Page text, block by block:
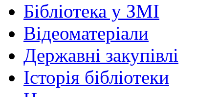
Бібліотека у ЗМІ
Відеоматеріали
Державні закупівлі
Історія бібліотеки